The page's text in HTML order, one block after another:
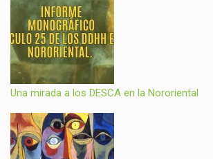
Una mirada a los DESCA en la Nororiental